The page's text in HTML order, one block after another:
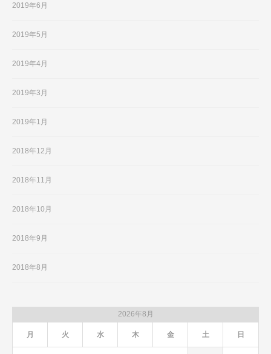
2019年6月
2019年5月
2019年4月
2019年3月
2019年1月
2018年12月
2018年11月
2018年10月
2018年9月
2018年8月
2026年8月
月 火 水 木 金 土 日